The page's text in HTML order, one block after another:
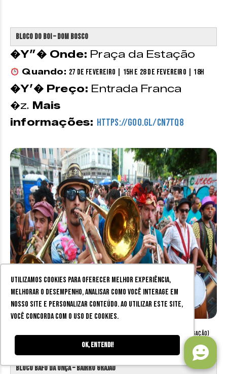
Utilizamos cookies para oferecer melhor experiência,
melhorar o desempenho, analisar como você interage em
nosso site e personalizar conteúdo. Ao utilizar este site,
você concorda com o uso de cookies.
Ok, entendi!
Bloco do Boi – Dom Bosco
�Y”� Onde: Praça da Estação
Quando: 27 de Fevereiro | 15h e 28 de Fevereiro | 18h
�Y’� Preço: Entrada Franca
�z. Mais
informações: https://goo.gl/Cn7tq8
Imagem meramente ilustrativa | Foto: Democratic Underground (divulgação)
Bloco Bafo da Onça – Bairro Grajaú